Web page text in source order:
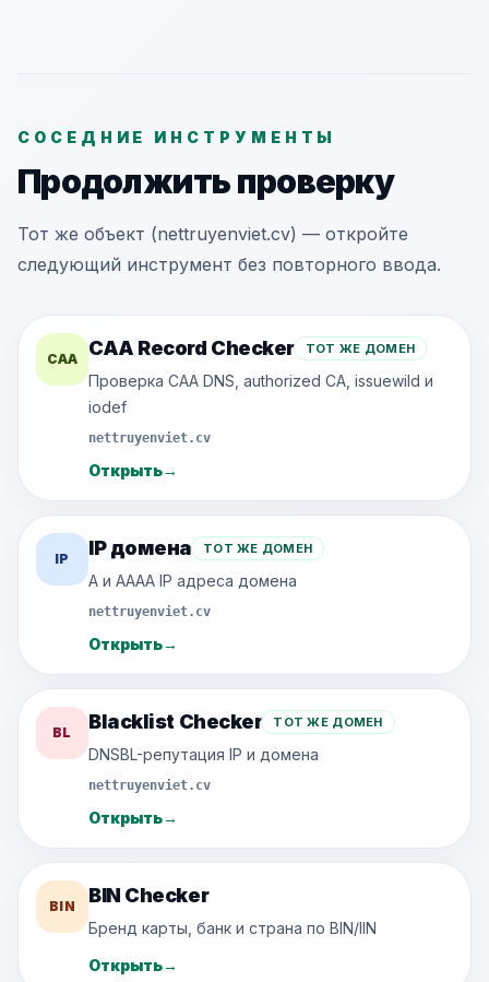
СОСЕДНИЕ ИНСТРУМЕНТЫ
Продолжить проверку
Тот же объект (nettruyenviet.cv) — откройте
следующий инструмент без повторного ввода.
CAA CAA Record Checker ТОТ ЖЕ ДОМЕН
Проверка CAA DNS, authorized CA, issuewild и
iodef
nettruyenviet.cv
Открыть→
IP IP домена ТОТ ЖЕ ДОМЕН
A и AAAA IP адреса домена
nettruyenviet.cv
Открыть→
BL Blacklist Checker ТОТ ЖЕ ДОМЕН
DNSBL-репутация IP и домена
nettruyenviet.cv
Открыть→
BIN BIN Checker
Бренд карты, банк и страна по BIN/IIN
Открыть→